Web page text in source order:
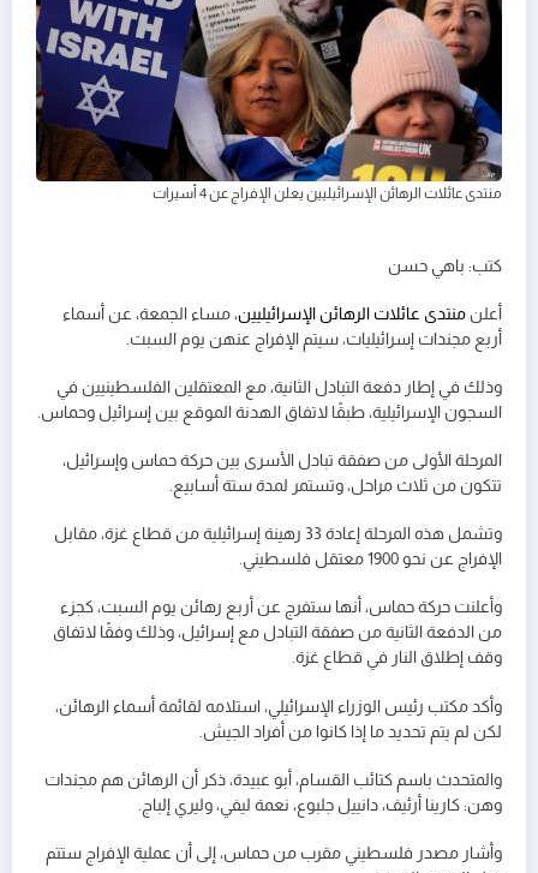
منتدى عائلات الرهائن الإسرائيليين يعلن الإفراج عن 4 أسيرات
كتب: باهي حسن
أعلن منتدى عائلات الرهائن الإسرائيليين، مساء الجمعة، عن أسماء
أربع مجندات إسرائيليات، سيتم الإفراج عنهن يوم السبت.
وذلك في إطار دفعة التبادل الثانية، مع المعتقلين الفلسطينيين في
السجون الإسرائيلية، طبقًا لاتفاق الهدنة الموقع بين إسرائيل وحماس.
المرحلة الأولى من صفقة تبادل الأسرى بين حركة حماس وإسرائيل،
تتكون من ثلاث مراحل، وتستمر لمدة ستة أسابيع.
وتشمل هذه المرحلة إعادة 33 رهينة إسرائيلية من قطاع غزة، مقابل
الإفراج عن نحو 1900 معتقل فلسطيني.
وأعلنت حركة حماس، أنها ستفرج عن أربع رهائن يوم السبت، كجزء
من الدفعة الثانية من صفقة التبادل مع إسرائيل، وذلك وفقًا لاتفاق
وقف إطلاق النار في قطاع غزة.
وأكد مكتب رئيس الوزراء الإسرائيلي، استلامه لقائمة أسماء الرهائن،
لكن لم يتم تحديد ما إذا كانوا من أفراد الجيش.
والمتحدث باسم كتائب القسام، أبو عبيدة، ذكر أن الرهائن هم مجندات
وهن: كارينا أرئيف، دانييل جلبوع، نعمة ليفي، وليري إلباج.
وأشار مصدر فلسطيني مقرب من حماس، إلى أن عملية الإفراج ستتم